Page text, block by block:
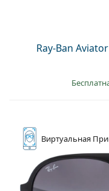
Ray-Ban
Виртуальная